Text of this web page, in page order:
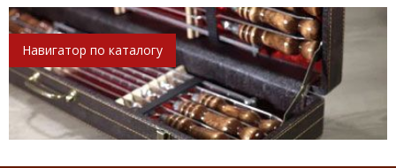
Навигатор по каталогу